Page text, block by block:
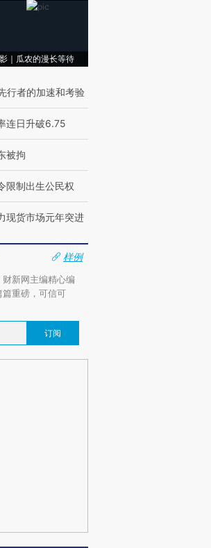
｜瓜农的漫长等待
行者的加速和考验
连日升破6.75
被拘
限制出生公民权
现货市场元年突进
样例
新网主编精心编
重磅，可信可
订阅